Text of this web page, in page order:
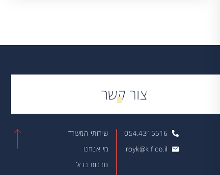
צור קשר
054.4315516
royk@klf.co.il
שירותי המשרד
מי אנחנו
חרבות ברזל